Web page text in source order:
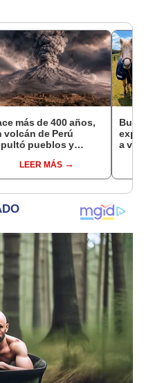
más de 400 años,
volcán de Perú
pueblos y
más fríos de la
sigue bajo
LEER MÁS
a
y